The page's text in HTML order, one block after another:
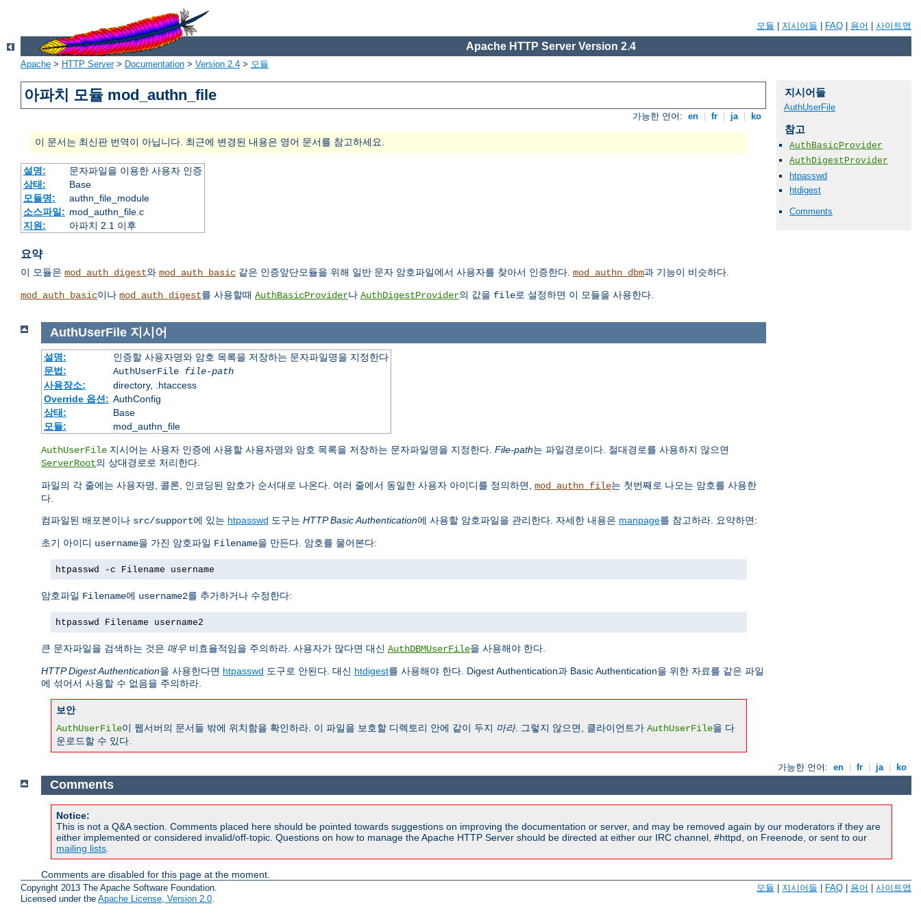
모듈 지시어들 FAQ 용어 사이트맵
Apache HTTP Server Version 2.4
Apache > HTTP Server> Documentation > Version 2.4 > 모듈
아파치 모듈 mod_authn_file
가능한 언어: en fr ja ko
이 문서는 최신판 번역이 아닙니다. 최근에 변경된 내용은 영어 문서를 참고하세요.
설명:
문자파일을 이용한 사용자 인증
상태:
Base
모듈명:
authn_file_module
소스파일: mod_authn_file.c
지원:
아파치 2.1 이후
요약
이 모듈은 mod_auth_digest와 mod_auth_basic 같은 인증앞단모듈을 위해 일반 문자 암호파일에서 사용자를 찾아서 인증한다. mod_authn_dbm과 기능이 비슷하다.
mod_auth_basic이나 mod_auth_digest를 사용할때 AuthBasicProvider나 AuthDigestProvider의 값을 file로 설정하면 이 모듈을 사용한다.
지시어들
AuthUserFile
참고
AuthBasicProvider
AuthDigestProvider
htpasswd
htdigest
Comments
AuthUserFile 지시어
설명:
인증할 사용자명와 암호 목록을 저장하는 문자파일명을 지정한다
문법:
AuthUserFile file-path
사용장소:
directory, .htaccess
Override 옵션: AuthConfig
상태:
Base
모듈:
mod_authn_file
AuthUserFile 지시어는 사용자 인증에 사용할 사용자명와 암호 목록을 저장하는 문자파일명을 지정한다. File-path는 파일경로이다. 절대경로를 사용하지 않으면
ServerRoot의 상대경로로 처리한다.
파일의 각 줄에는 사용자명, 콜론, 인코딩된 암호가 순서대로 나온다. 여러 줄에서 동일한 사용자 아이디를 정의하면, mod_authn_file는 첫번째로 나오는 암호를 사용한
다.
컴파일된 배포본이나 src/support에 있는 htpasswd 도구는 HTTP Basic Authentication에 사용할 암호파일을 관리한다. 자세한 내용은 manpage를 참고하라. 요약하면:
초기 아이디 username을 가진 암호파일 Filename을 만든다. 암호를 물어본다:
htpasswd -c Filename username
암호파일 Filename에 username2를 추가하거나 수정한다:
htpasswd Filename username2
큰 문자파일을 검색하는 것은 매우 비효율적임을 주의하라. 사용자가 많다면 대신 AuthDBMUserFile을 사용해야 한다.
HTTP Digest Authentication을 사용한다면 htpasswd 도구로 안된다. 대신 htdigest를 사용해야 한다. Digest Authentication과 Basic Authentication을 위한 자료를 같은 파일
에 섞어서 사용할 수 없음을 주의하라.
보안
AuthUserFile이 웹서버의 문서들 밖에 위치함을 확인하라. 이 파일을 보호할 디렉토리 안에 같이 두지 마라. 그렇지 않으면, 클라이언트가 AuthUserFile을 다
운로드할 수 있다.
가능한 언어: en fr ja ko
Comments
Notice:
This is not a Q&A section. Comments placed here should be pointed towards suggestions on improving the documentation or server, and may be removed again by our moderators if they are
either implemented or considered invalid/off-topic. Questions on how to manage the Apache HTTP Server should be directed at either our IRC channel, #httpd, on Freenode, or sent to our
mailing lists
Comments are disabled for this page at the moment.
Copyright 2013 The Apache Software Foundation.
Licensed under the Apache License, Version 2.0
모듈 | 지시어들 | FAQ | 용어 | 사이트맵